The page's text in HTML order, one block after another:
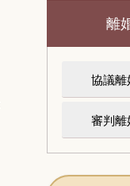
離
協議離
審判離